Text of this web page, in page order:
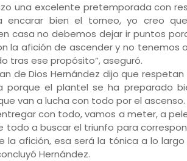
una excelente pretemporada con
encarar bien el torneo, yo creo
casa no debemos dejar ir puntos
la afición de ascender y no tenemos
tras ese propósito”, aseguró.
de Dios Hernández dijo que
porque el plantel se ha preparado
van a lucha con todo por el ascenso.
con todo, vamos a meter, a
todo a buscar el triunfo para
la afición, esa será la tónica a lo
Hernández.